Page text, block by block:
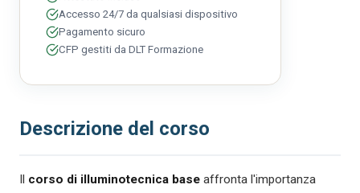
Descrizione del corso
Il corso di illuminotecnica base affronta l'importanza
Accesso 24/7 da qualsiasi dispositivo
Pagamento sicuro
CFP gestiti da DLT Formazione